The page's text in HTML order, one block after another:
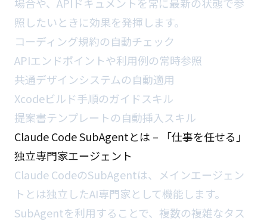
照したいときに効果を発揮します。
コーディング規約の自動チェック
APIエンドポイントや利用例の常時参照
共通デザインシステムの自動適用
Xcodeビルド手順のガイドスキル
提案書テンプレートの自動挿入スキル
Claude Code SubAgentとは – 「仕事を任せる」
独立専門家エージェント
Claude CodeのSubAgentは、メインエージェン
トとは独立したAI専門家として機能します。
SubAgentを利用することで、複数の複雑なタス